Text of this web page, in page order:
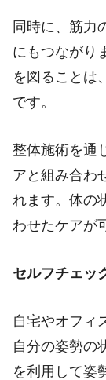
同時に、筋力
にもつながり
を図ることは
です。
整体施術を通
アと組み合わ
れます。体の
わせたケアが
セルフチェッ
自宅やオフィ
自分の姿勢の
を利用して姿